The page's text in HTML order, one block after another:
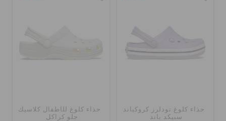
حذاء كلوغ تودلرز كروكباند
سبيكد باند
حذاء كلوغ للأطفال كلاسيك
جلو كراكل